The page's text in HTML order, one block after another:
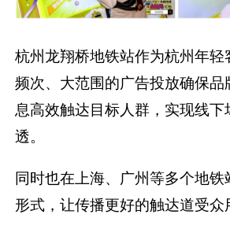
杭州龙翔桥地铁站作为杭州年轻
频次、大范围的广告投放确保
息高效触达目标人群，实现线下
透。
同时也在上海、广州等多个地
形式，让传播更好的触达道受众